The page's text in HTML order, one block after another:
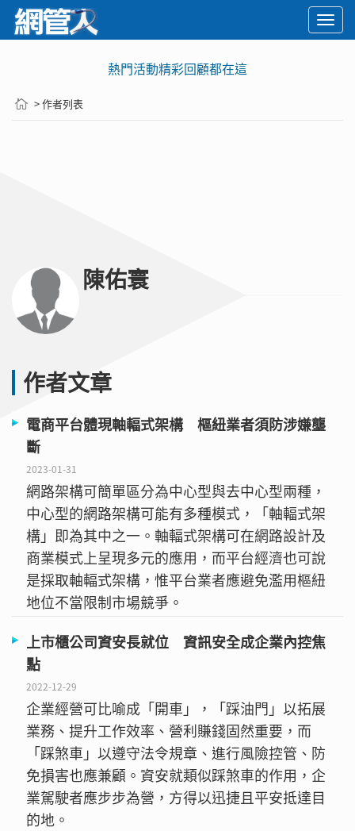
熱門活動精彩回顧都在這
> 作者列表
陳佑寰
作者文章
電商平台體現軸輻式架構 樞紐業者須防涉嫌壟
斷
2023-01-31
網路架構可簡單區分為中心型與去中心型兩種，
中心型的網路架構可能有多種模式，「軸輻式架
構」即為其中之一。軸輻式架構可在網路設計及
商業模式上呈現多元的應用，而平台經濟也可說
是採取軸輻式架構，惟平台業者應避免濫用樞紐
地位不當限制市場競爭。
上市櫃公司資安長就位 資訊安全成企業內控焦
點
2022-12-29
企業經營可比喻成「開車」，「踩油門」以拓展
業務、提升工作效率、營利賺錢固然重要，而
「踩煞車」以遵守法令規章、進行風險控管、防
免損害也應兼顧。資安就類似踩煞車的作用，企
業駕駛者應步步為營，方得以迅捷且平安抵達目
的地。